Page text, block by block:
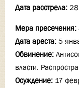
Дата расстрела:
Мера пресечения:
Дата ареста: 5
Обвинение:
власти.
Осуждение: 17